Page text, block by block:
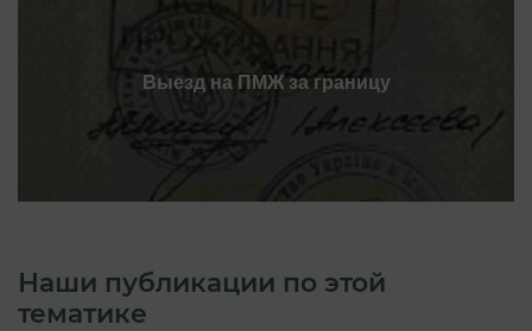
Выезд на ПМЖ за границу
Наши публикации по этой
тематике